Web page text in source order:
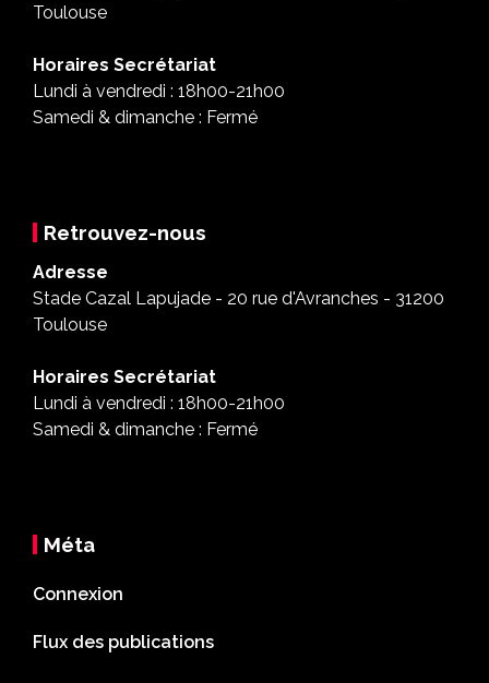
Toulouse
Horaires Secrétariat
Lundi à vendredi : 18h00-21h00
Samedi & dimanche : Fermé
Retrouvez-nous
Adresse
Stade Cazal Lapujade - 20 rue d'Avranches - 31200
Toulouse
Horaires Secrétariat
Lundi à vendredi : 18h00-21h00
Samedi & dimanche : Fermé
Méta
Connexion
Flux des publications